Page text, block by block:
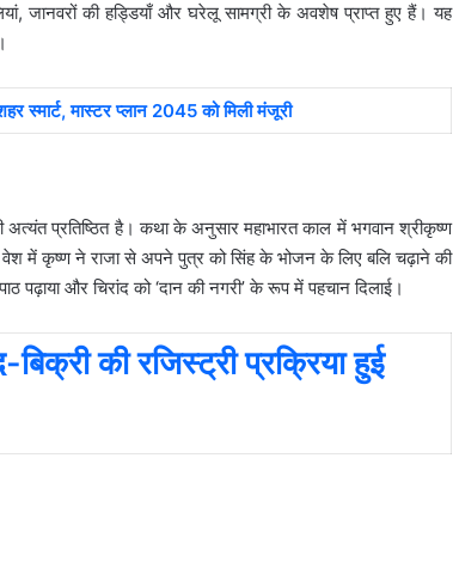
जानवरों की हड्डियाँ और घरेलू सामग्री के अवशेष प्राप्त हुए हैं। यह
मास्टर प्लान 2045 को मिली मंजूरी
अत्यंत प्रतिष्ठित है। कथा के अनुसार महाभारत काल में भगवान श्रीकृष्ण
वेश में कृष्ण ने राजा से अपने पुत्र को सिंह के भोजन के लिए बलि चढ़ाने की
पढ़ाया और चिरांद को ‘दान की नगरी’ के रूप में पहचान दिलाई।
की रजिस्ट्री प्रक्रिया हुई